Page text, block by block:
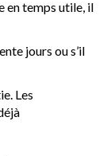
en temps utile, il
jours ou s’il
Les